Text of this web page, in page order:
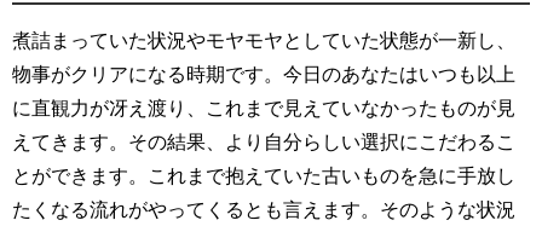
煮詰まっていた状況やモヤモヤとしていた状態が一新し、
物事がクリアになる時期です。今日のあなたはいつも以上
に直観力が冴え渡り、これまで見えていなかったものが見
えてきます。その結果、より自分らしい選択にこだわるこ
とができます。これまで抱えていた古いものを急に手放し
たくなる流れがやってくるとも言えます。そのような状況